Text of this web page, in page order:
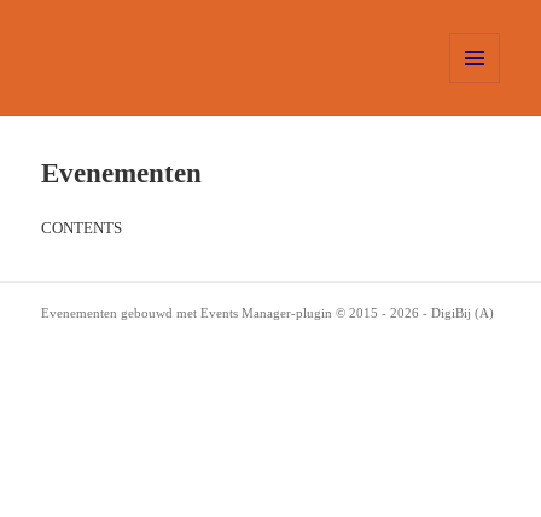
WIDGETS
Evenementen
CONTENTS
Evenementen gebouwd metEvents Manager-plugin© 2015 - 2026 -DigiBij (A)